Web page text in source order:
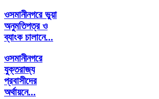
ওসমানীনগরে ভুয়া
অনুমতিপত্র ও
ব্যাংক চালানে...
ওসমানীনগরে
যুক্তরাজ্য
প্রবাসীদের
অর্থায়নে...